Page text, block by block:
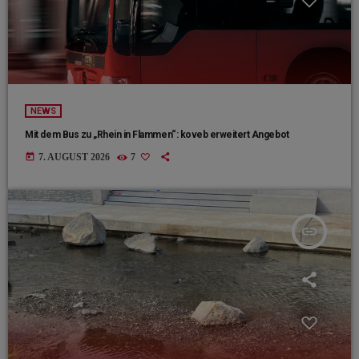
NEWS
Mit dem Bus zu „Rhein in Flammen“: koveb erweitert Angebot
today 7. AUGUST 2026 7
insert_link